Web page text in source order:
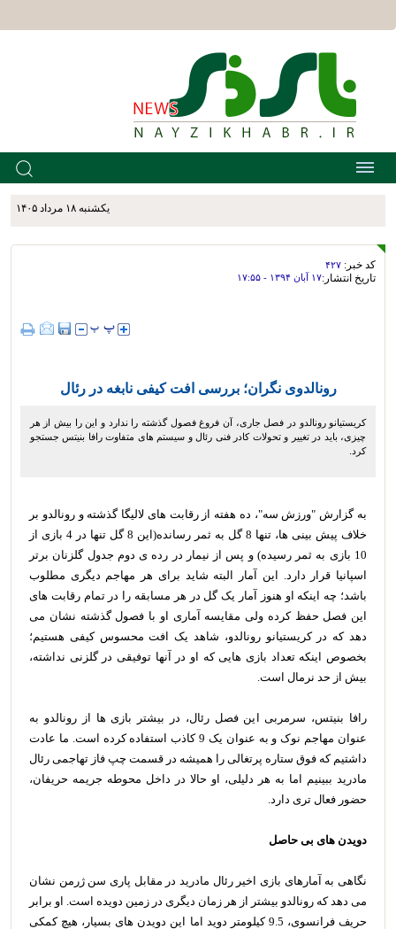
يکشنبه ۱۸ مرداد ۱۴۰۵
کد خبر: ۴۲۷
تاریخ انتشار:۱۷ آبان ۱۳۹۴ - ۱۷:۵۵
رونالدوی نگران؛ بررسی افت کیفی نابغه در رئال
کریستیانو رونالدو در فصل جاری، آن فروغ فصول گذشته را ندارد و این را بیش از هر
چیزی، باید در تغییر و تحولات کادر فنی رئال و سیستم های متفاوت رافا بنیتس جستجو
کرد.
به گزارش "ورزش سه"، ده هفته از رقابت های لالیگا گذشته و رونالدو بر
خلاف پیش بینی ها، تنها 8 گل به ثمر رسانده(این 8 گل تنها در 4 بازی از
10 بازی به ثمر رسیده) و پس از نیمار در رده ی دوم جدول گلزنان برتر
اسپانیا قرار دارد. این آمار البته شاید برای هر مهاجم دیگری مطلوب
باشد؛ چه اینکه او هنوز آمار یک گل در هر مسابقه را در تمام رقابت های
این فصل حفظ کرده ولی مقایسه آماری او با فصول گذشته نشان می
دهد که در کریستیانو رونالدو، شاهد یک افت محسوس کیفی هستیم؛
بخصوص اینکه تعداد بازی هایی که او در آنها توفیقی در گلزنی نداشته،
بیش از حد نرمال است.
رافا بنیتس، سرمربی این فصل رئال، در بیشتر بازی ها از رونالدو به
عنوان مهاجم نوک و به عنوان یک 9 کاذب استفاده کرده است. ما عادت
داشتیم که فوق ستاره پرتغالی را همیشه در قسمت چپ فاز تهاجمی رئال
مادرید ببینیم اما به هر دلیلی، او حالا در داخل محوطه جریمه حریفان،
حضور فعال تری دارد.
دویدن های بی حاصل
نگاهی به آمارهای بازی اخیر رئال مادرید در مقابل پاری سن ژرمن نشان
می دهد که رونالدو بیشتر از هر زمان دیگری در زمین دویده است. او برابر
حریف فرانسوی، 9.5 کیلومتر دوید اما این دویدن های بسیار، هیچ کمکی